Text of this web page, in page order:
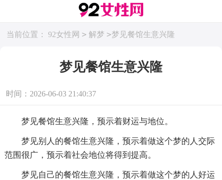
当前位置： 92女性网 > 解梦 >梦见餐馆生意兴隆
梦见餐馆生意兴隆
时间：2026-06-03 21:40:37
梦见餐馆生意兴隆，预示着财运与地位。
梦见别人的餐馆生意兴隆，预示着做这个梦的人交际
范围很广，预示着社会地位将得到提高。
梦见自己的餐馆生意兴隆，预示着做这个梦的人好运